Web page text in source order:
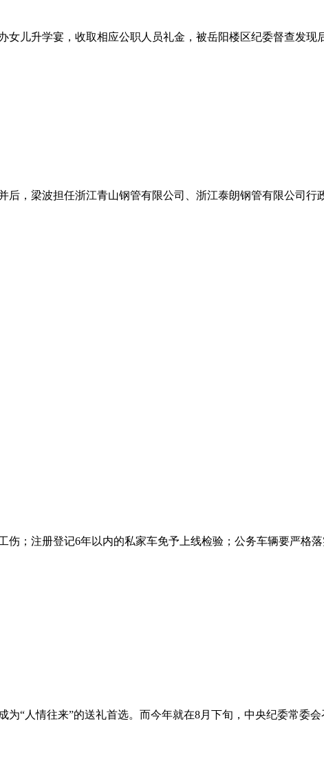
儿升学宴，收取相应公职人员礼金，被岳阳楼区纪委督查发现
后，梁波担任浙江青山钢管有限公司、浙江泰朗钢管有限公司
；注册登记6年以内的私家车免予上线检验；公务车辆要严格
“人情往来”的送礼首选。而今年就在8月下旬，中央纪委常委